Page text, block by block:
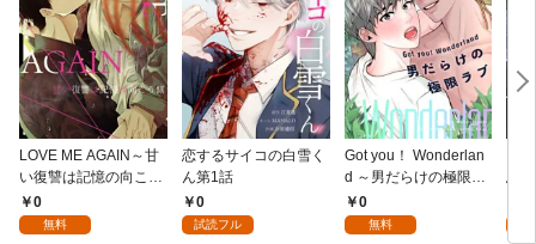
LOVE ME AGAIN～甘
い復讐は記憶の向こう
側～(1)
0
無料
恋するサイコの白雪く
ん第1話
0
試読フル
Got you！ Wonderlan
d ～男だらけの極限ラ
ブ～(1)
0
無料
鳥